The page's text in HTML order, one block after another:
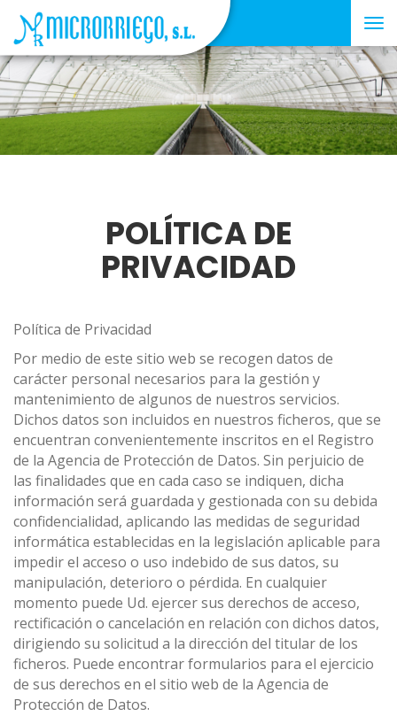
POLÍTICA DE
PRIVACIDAD
Política de Privacidad
Por medio de este sitio web se recogen datos de
carácter personal necesarios para la gestión y
mantenimiento de algunos de nuestros servicios.
Dichos datos son incluidos en nuestros ficheros, que se
encuentran convenientemente inscritos en el Registro
de la Agencia de Protección de Datos. Sin perjuicio de
las finalidades que en cada caso se indiquen, dicha
información será guardada y gestionada con su debida
confidencialidad, aplicando las medidas de seguridad
informática establecidas en la legislación aplicable para
impedir el acceso o uso indebido de sus datos, su
manipulación, deterioro o pérdida. En cualquier
momento puede Ud. ejercer sus derechos de acceso,
rectificación o cancelación en relación con dichos datos,
dirigiendo su solicitud a la dirección del titular de los
ficheros. Puede encontrar formularios para el ejercicio
de sus derechos en el sitio web de la Agencia de
Protección de Datos.